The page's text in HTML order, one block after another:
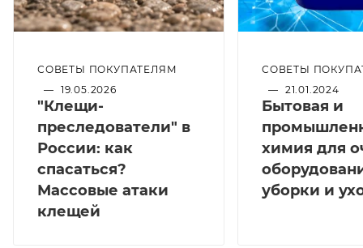
СОВЕТЫ ПОКУПАТЕЛЯМ
— 19.05.2026
"Клещи-
преследователи" в
России: как
спасаться?
Массовые атаки
клещей
СОВЕТЫ
— 21.01.2024
Бытовая и
химия для
уборки и